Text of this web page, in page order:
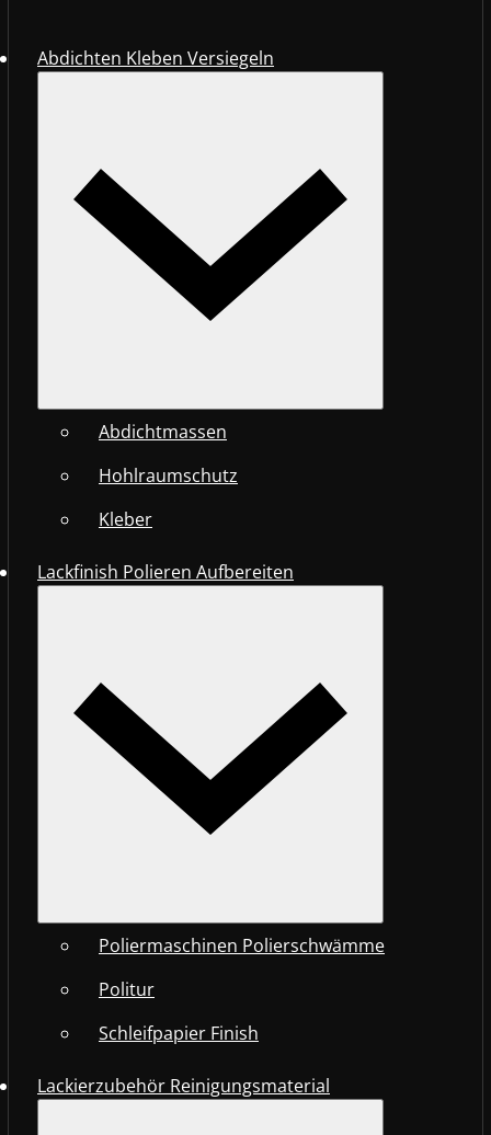
Abdichten Kleben Versiegeln
Abdichtmassen
Hohlraumschutz
Kleber
Lackfinish Polieren Aufbereiten
Poliermaschinen Polierschwämme
Politur
Schleifpapier Finish
Lackierzubehör Reinigungsmaterial